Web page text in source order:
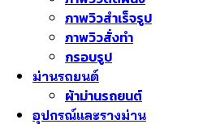
ภาพวิวสำเร็จรูป
ภาพวิวสั่งทำ
กรอบรูป
ม่านรถยนต์
ผ้าม่านรถยนต์
อุปกรณ์และรางม่าน